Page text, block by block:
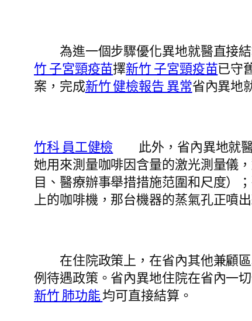
為進一個步驟優化異地就醫直接結
竹 子宮頸疫苗擇新竹 子宮頸疫苗已守
案，完成新竹 健檢報告 異常省內異地
竹科 員工健檢 此外，省內異地就醫
她用來測量咖啡因含量的激光測量儀
目、醫療辦事舉措措施范圍和尺度）
上的咖啡機，那台機器的蒸氣孔正噴
在住院政策上，在省內其他兼顧區
例待遇政策。省內異地住院在省內一
新竹 肺功能均可直接結算。